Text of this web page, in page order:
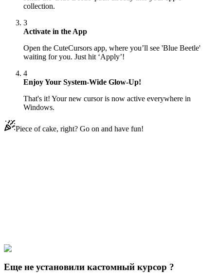
collection.
3
Activate in the App
Open the CuteCursors app, where you’ll see 'Blue Beetle'
waiting for you. Just hit ‘Apply’!
4
Enjoy Your System-Wide Glow-Up!
That's it! Your new cursor is now active everywhere in
Windows.
Piece of cake, right? Go on and have fun!
Justice League
Еще не установили кастомный курсор ?